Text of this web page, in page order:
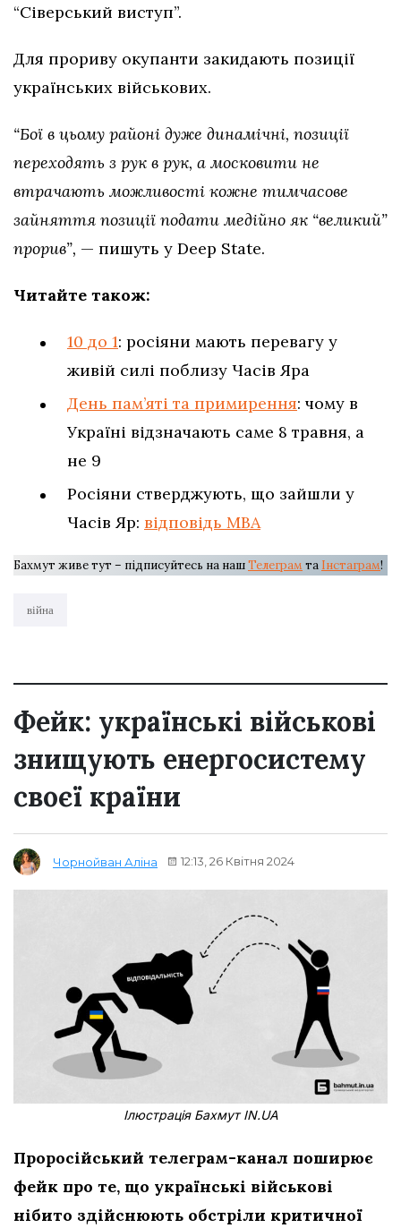
“Сіверський виступ”.
Для прориву окупанти закидають позиції
українських військових.
“Бої в цьому районі дуже динамічні, позиції
переходять з рук в рук, а московити не
втрачають можливості кожне тимчасове
зайняття позиції подати медійно як “великий”
прорив”, — пишуть у Deep State.
Читайте також:
10 до 1: росіяни мають перевагу у
живій силі поблизу Часів Яра
День пам’яті та примирення: чому в
Україні відзначають саме 8 травня, а
не 9
Росіяни стверджують, що зайшли у
Часів Яр: відповідь МВА
Бахмут живе тут – підписуйтесь на нашТелеграм та Інстаграм!
війна
Фейк: українські військові
знищують енергосистему
своєї країни
Чорнойван Аліна 12:13, 26 Квітня 2024
Ілюстрація Бахмут IN.UA
Проросійський телеграм-канал поширює
фейк про те, що українські військові
нібито здійснюють обстріли критичної